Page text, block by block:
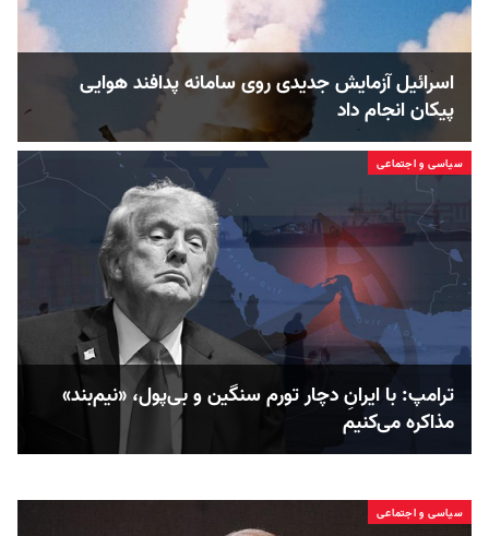
اسرائیل آزمایش جدیدی روی سامانه پدافند هوایی
پیکان انجام داد
سیاسی و اجتماعی
ترامپ: با ایرانِ دچار تورم سنگین و بی‌پول، «نیم‌بند»
مذاکره می‌کنیم
سیاسی و اجتماعی